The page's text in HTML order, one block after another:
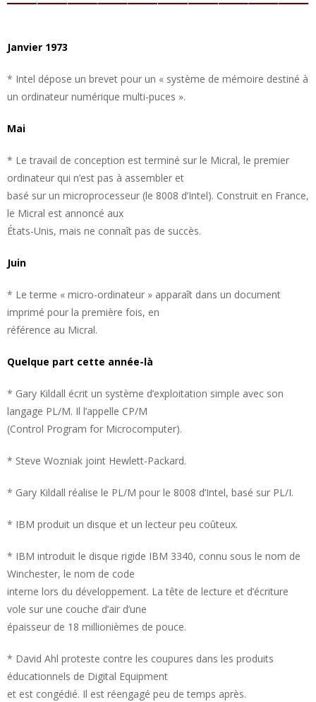
Janvier 1973
* Intel dépose un brevet pour un « système de mémoire destiné à
un ordinateur numérique multi-puces ».
Mai
* Le travail de conception est terminé sur le Micral, le premier
ordinateur qui n’est pas à assembler et
basé sur un microprocesseur (le 8008 d’Intel). Construit en France,
le Micral est annoncé aux
États-Unis, mais ne connaît pas de succès.
Juin
* Le terme « micro-ordinateur » apparaît dans un document
imprimé pour la première fois, en
référence au Micral.
Quelque part cette année-là
* Gary Kildall écrit un système d’exploitation simple avec son
langage PL/M. Il l’appelle CP/M
(Control Program for Microcomputer).
* Steve Wozniak joint Hewlett-Packard.
* Gary Kildall réalise le PL/M pour le 8008 d’Intel, basé sur PL/I.
* IBM produit un disque et un lecteur peu coûteux.
* IBM introduit le disque rigide IBM 3340, connu sous le nom de
Winchester, le nom de code
interne lors du développement. La tête de lecture et d’écriture
vole sur une couche d’air d’une
épaisseur de 18 millionièmes de pouce.
* David Ahl proteste contre les coupures dans les produits
éducationnels de Digital Equipment
et est congédié. Il est réengagé peu de temps après.